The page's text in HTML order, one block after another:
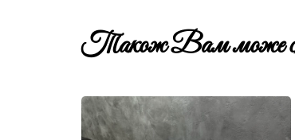
Також Вам може